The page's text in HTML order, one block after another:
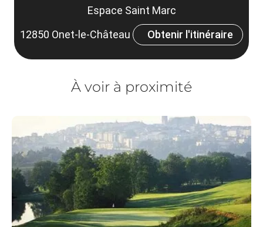
Espace Saint Marc
12850 Onet-le-Château
Obtenir l'itinéraire
À voir à proximité